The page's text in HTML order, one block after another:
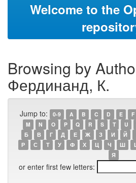
Welcome to the
Browsing by
Фердинанд, К.
Jump to: 0-9 A B C D E F
M
N O P Q R S T U
Б
В Г Д Е Ж З И Й
Р
С Т У Ф Х Ц Ч Ш
Я
or enter first few letters: